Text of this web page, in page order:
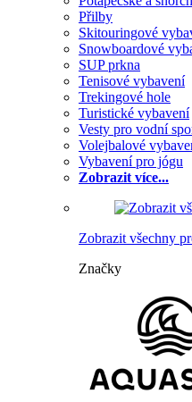
Přilby
Skitouringové
Snowboardové
SUP prkna
Tenisové vybavení
Trekingové hole
Turistické vybavení
Vesty pro vodní
Volejbalové
Vybavení pro jógu
Zobrazit více...
Zobrazit všechny
Značky